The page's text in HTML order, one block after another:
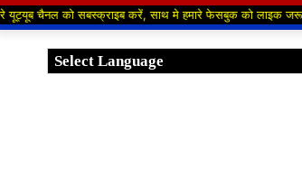
सबस्क्राइब करें, साथ मे हमारे फेसबुक को लाइक जरूर करें ,